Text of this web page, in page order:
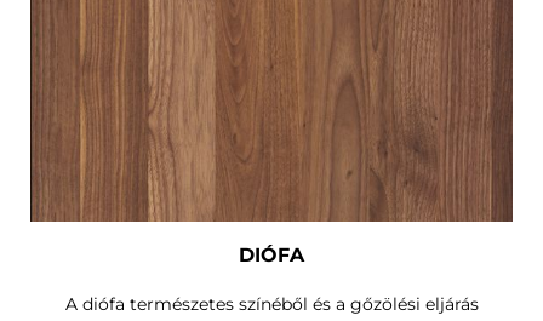
DIÓFA
A diófa természetes színéből és a gőzölési eljárás